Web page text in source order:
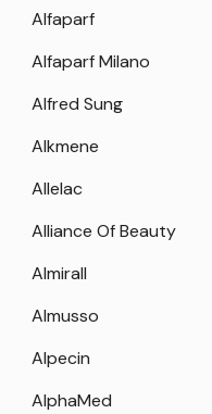
Alfaparf
Alfaparf Milano
Alfred Sung
Alkmene
Allelac
Alliance Of Beauty
Almirall
Almusso
Alpecin
AlphaMed